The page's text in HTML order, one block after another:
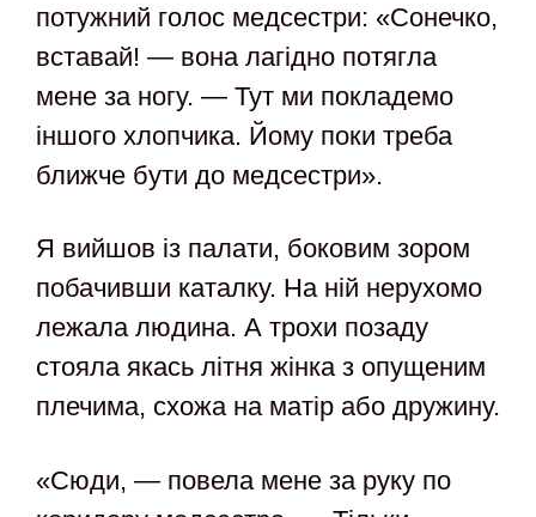
потужний голос медсестри: «Сонечко,
вставай! — вона лагідно потягла
мене за ногу. — Тут ми покладемо
іншого хлопчика. Йому поки треба
ближче бути до медсестри».
Я вийшов із палати, боковим зором
побачивши каталку. На ній нерухомо
лежала людина. А трохи позаду
стояла якась літня жінка з опущеним
плечима, схожа на матір або дружину.
«Сюди, — повела мене за руку по